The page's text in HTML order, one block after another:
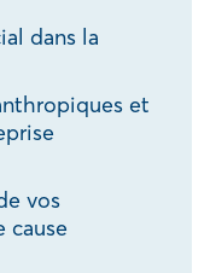
dans la
et
vos
cause